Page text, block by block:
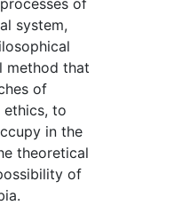
of
system,
method that
of
ethics, to
in the
theoretical
of